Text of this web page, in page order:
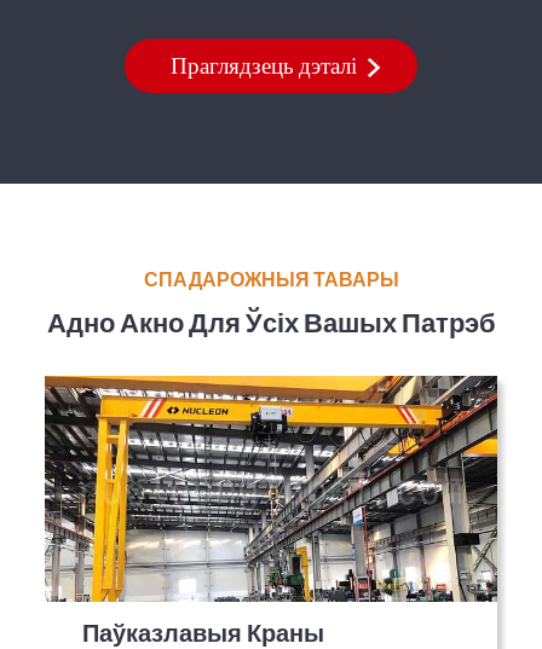
Праглядзець дэталі
СПАДАРОЖНЫЯ ТАВАРЫ
Адно Акно Для Ўсіх Вашых Патрэб
Паўказлавыя Краны